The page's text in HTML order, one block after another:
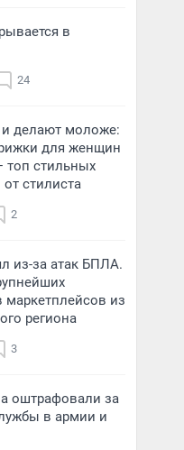
в
24
делают моложе:
для женщин
топ стильных
стилиста
2
из-за атак БПЛА.
маркетплейсов из
региона
3
оштрафовали за
в армии и